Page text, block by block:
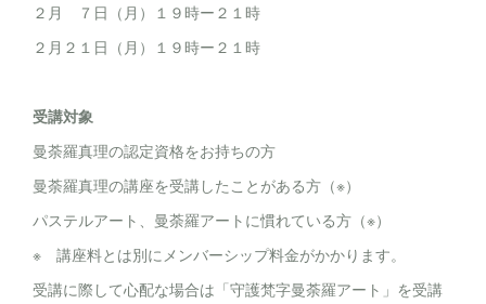
２月 ７日（月）１９時ー２１時
２月２１日（月）１９時ー２１時
受講対象
曼荼羅真理の認定資格をお持ちの方
曼荼羅真理の講座を受講したことがある方（※）
パステルアート、曼荼羅アートに慣れている方（※）
※ 講座料とは別にメンバーシップ料金がかかります。
受講に際して心配な場合は「守護梵字曼荼羅アート」を受講